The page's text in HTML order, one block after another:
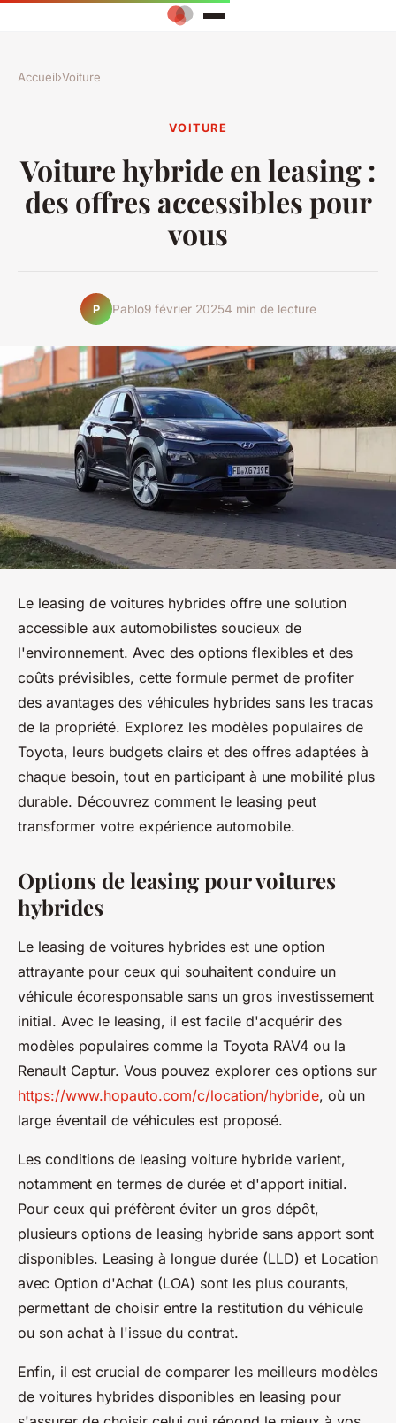
Accueil›Voiture
VOITURE
Voiture hybride en leasing :
des offres accessibles pour
vous
P Pablo9 février 20254 min de lecture
Le leasing de voitures hybrides offre une solution
accessible aux automobilistes soucieux de
l'environnement. Avec des options flexibles et des
coûts prévisibles, cette formule permet de profiter
des avantages des véhicules hybrides sans les tracas
de la propriété. Explorez les modèles populaires de
Toyota, leurs budgets clairs et des offres adaptées à
chaque besoin, tout en participant à une mobilité plus
durable. Découvrez comment le leasing peut
transformer votre expérience automobile.
Options de leasing pour voitures
hybrides
Le leasing de voitures hybrides est une option
attrayante pour ceux qui souhaitent conduire un
véhicule écoresponsable sans un gros investissement
initial. Avec le leasing, il est facile d'acquérir des
modèles populaires comme la Toyota RAV4 ou la
Renault Captur. Vous pouvez explorer ces options sur
https://www.hopauto.com/c/location/hybride, où un
large éventail de véhicules est proposé.
Les conditions de leasing voiture hybride varient,
notamment en termes de durée et d'apport initial.
Pour ceux qui préfèrent éviter un gros dépôt,
plusieurs options de leasing hybride sans apport sont
disponibles. Leasing à longue durée (LLD) et Location
avec Option d'Achat (LOA) sont les plus courants,
permettant de choisir entre la restitution du véhicule
ou son achat à l'issue du contrat.
Enfin, il est crucial de comparer les meilleurs modèles
de voitures hybrides disponibles en leasing pour